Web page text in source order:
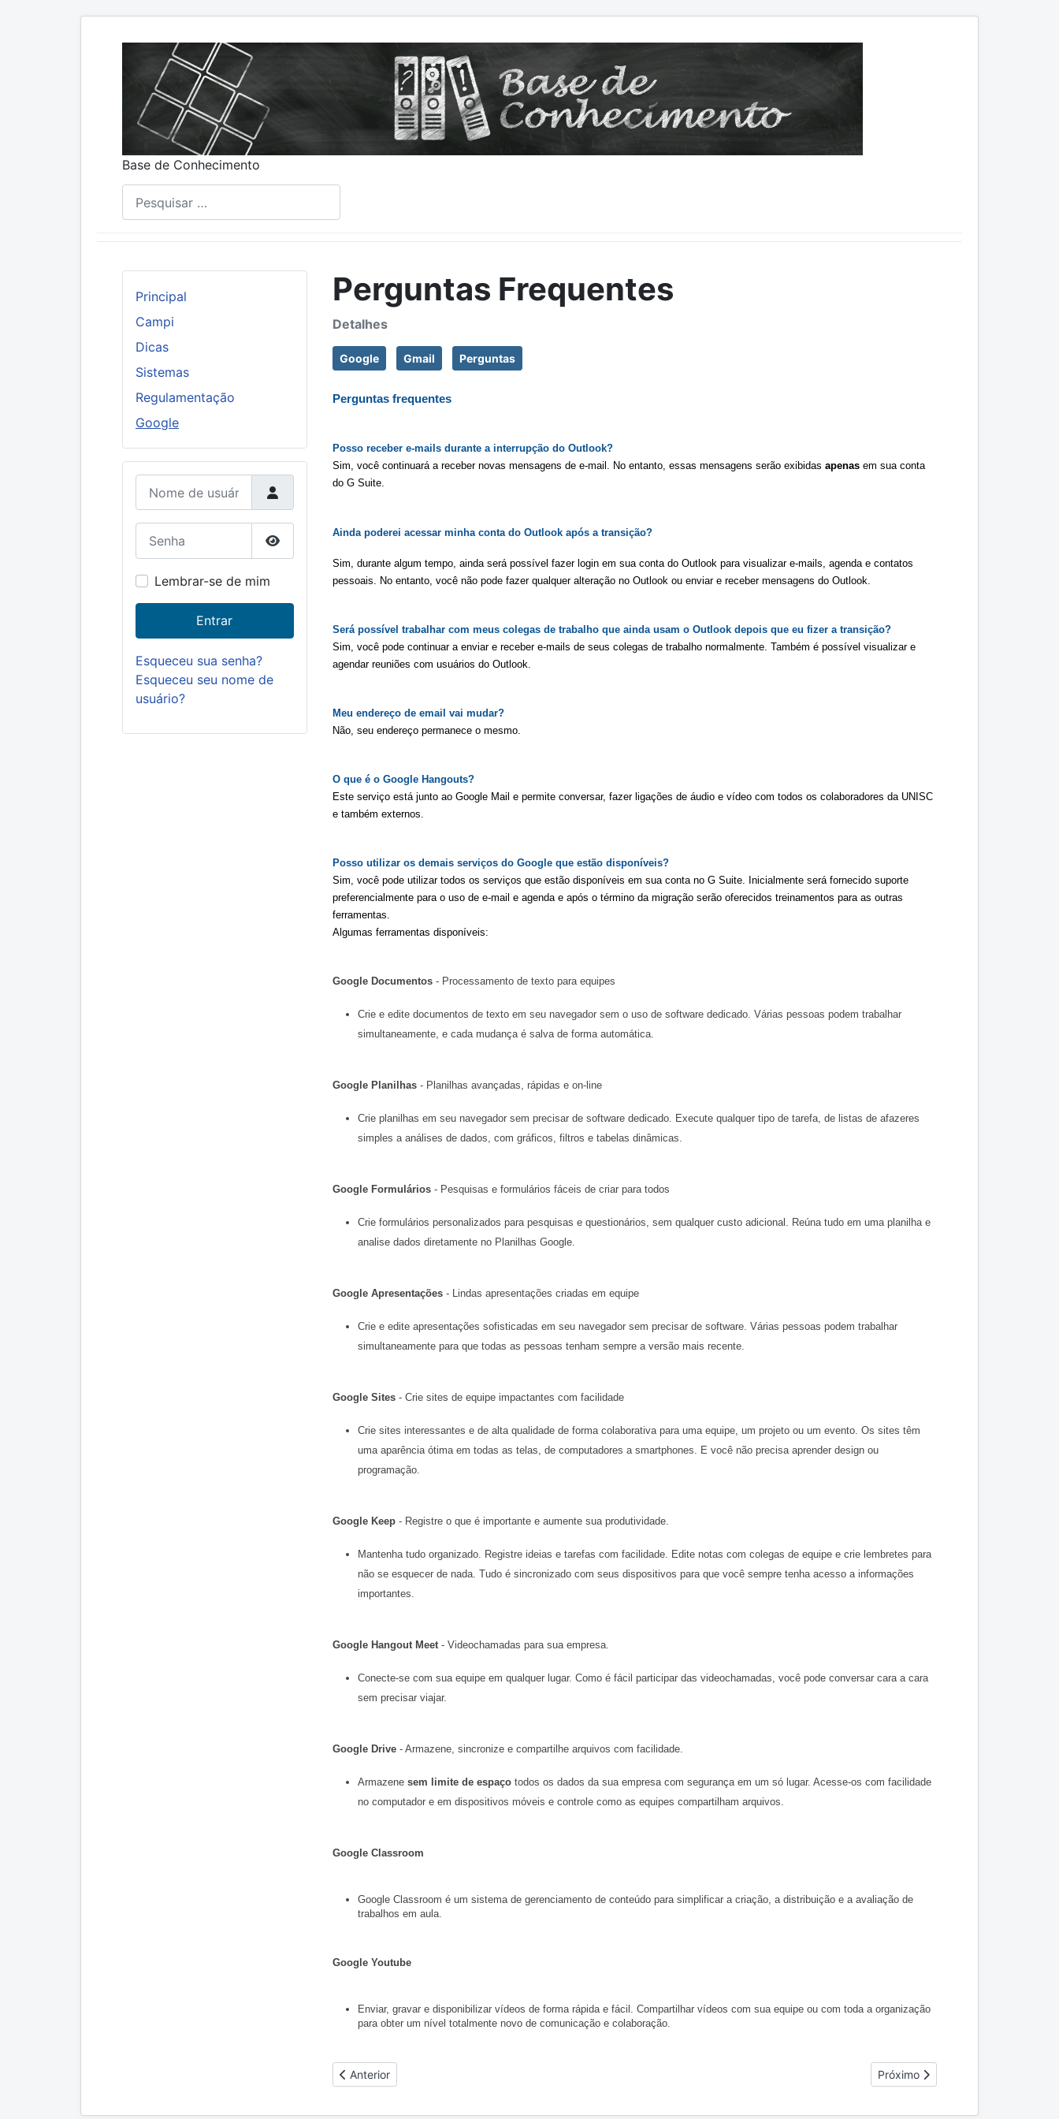
Base de Conhecimento
Principal
Campi
Dicas
Sistemas
Regulamentação
Google
Nome de usuário
Mostrar senha
Lembrar-se de mim
Entrar
Esqueceu sua senha?
Esqueceu seu nome de
usuário?
Perguntas Frequentes
Detalhes
Google Gmail Perguntas
Perguntas frequentes
Posso receber e-mails durante a interrupção do Outlook?
Sim, você continuará a receber novas mensagens de e-mail. No entanto, essas mensagens serão exibidas apenas em sua conta
do G Suite.
Ainda poderei acessar minha conta do Outlook após a transição?
Sim, durante algum tempo, ainda será possível fazer login em sua conta do Outlook para visualizar e-mails, agenda e contatos
pessoais. No entanto, você não pode fazer qualquer alteração no Outlook ou enviar e receber mensagens do Outlook.
Será possível trabalhar com meus colegas de trabalho que ainda usam o Outlook depois que eu fizer a transição?
Sim, você pode continuar a enviar e receber e-mails de seus colegas de trabalho normalmente. Também é possível visualizar e
agendar reuniões com usuários do Outlook.
Meu endereço de email vai mudar?
Não, seu endereço permanece o mesmo.
O que é o Google Hangouts?
Este serviço está junto ao Google Mail e permite conversar, fazer ligações de áudio e vídeo com todos os colaboradores da UNISC
e também externos.
Posso utilizar os demais serviços do Google que estão disponíveis?
Sim, você pode utilizar todos os serviços que estão disponíveis em sua conta no G Suite. Inicialmente será fornecido suporte
preferencialmente para o uso de e-mail e agenda e após o término da migração serão oferecidos treinamentos para as outras
ferramentas.
Algumas ferramentas disponíveis:
Google Documentos - Processamento de texto para equipes
Crie e edite documentos de texto em seu navegador sem o uso de software dedicado. Várias pessoas podem trabalhar
simultaneamente, e cada mudança é salva de forma automática.
Google Planilhas - Planilhas avançadas, rápidas e on-line
Crie planilhas em seu navegador sem precisar de software dedicado. Execute qualquer tipo de tarefa, de listas de afazeres
simples a análises de dados, com gráficos, filtros e tabelas dinâmicas.
Google Formulários - Pesquisas e formulários fáceis de criar para todos
Crie formulários personalizados para pesquisas e questionários, sem qualquer custo adicional. Reúna tudo em uma planilha e
analise dados diretamente no Planilhas Google.
Google Apresentações - Lindas apresentações criadas em equipe
Crie e edite apresentações sofisticadas em seu navegador sem precisar de software. Várias pessoas podem trabalhar
simultaneamente para que todas as pessoas tenham sempre a versão mais recente.
Google Sites - Crie sites de equipe impactantes com facilidade
Crie sites interessantes e de alta qualidade de forma colaborativa para uma equipe, um projeto ou um evento. Os sites têm
uma aparência ótima em todas as telas, de computadores a smartphones. E você não precisa aprender design ou
programação.
Google Keep - Registre o que é importante e aumente sua produtividade.
Mantenha tudo organizado. Registre ideias e tarefas com facilidade. Edite notas com colegas de equipe e crie lembretes para
não se esquecer de nada. Tudo é sincronizado com seus dispositivos para que você sempre tenha acesso a informações
importantes.
Google Hangout Meet - Videochamadas para sua empresa.
Conecte-se com sua equipe em qualquer lugar. Como é fácil participar das videochamadas, você pode conversar cara a cara
sem precisar viajar.
Google Drive - Armazene, sincronize e compartilhe arquivos com facilidade.
Armazene sem limite de espaço todos os dados da sua empresa com segurança em um só lugar. Acesse-os com facilidade
no computador e em dispositivos móveis e controle como as equipes compartilham arquivos.
Google Classroom
Google Classroom é um sistema de gerenciamento de conteúdo para simplificar a criação, a distribuição e a avaliação de
trabalhos em aula.
Google Youtube
Enviar, gravar e disponibilizar vídeos de forma rápida e fácil. Compartilhar vídeos com sua equipe ou com toda a organização
para obter um nível totalmente novo de comunicação e colaboração.
Artigo anterior: Notificações de agenda para Gerente de Recursos
Anterior Próximo artigo: Acesso aos
Próximo